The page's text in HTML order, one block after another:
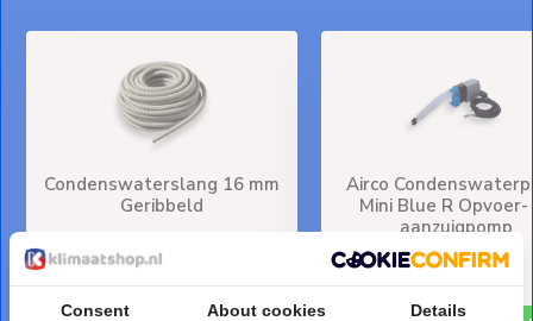
Condenswaterslang 16 mm
Geribbeld
Deliverytime
€ 15,30
Airco
Mini Blue R Opvoer-
aanzuigpomp
Deliverytime
€ 199,-
Consent About cookies Details